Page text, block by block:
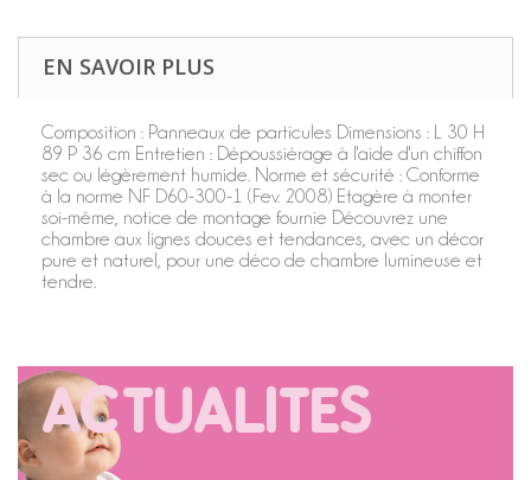
EN SAVOIR PLUS
Composition : Panneaux de particules Dimensions : L 30 H
89 P 36 cm Entretien : Dépoussiérage à l'aide d'un chiffon
sec ou légèrement humide. Norme et sécurité : Conforme
à la norme NF D60-300-1 (Fev. 2008) Etagère à monter
soi-même, notice de montage fournie Découvrez une
chambre aux lignes douces et tendances, avec un décor
pure et naturel, pour une déco de chambre lumineuse et
tendre.
ACTUALITES